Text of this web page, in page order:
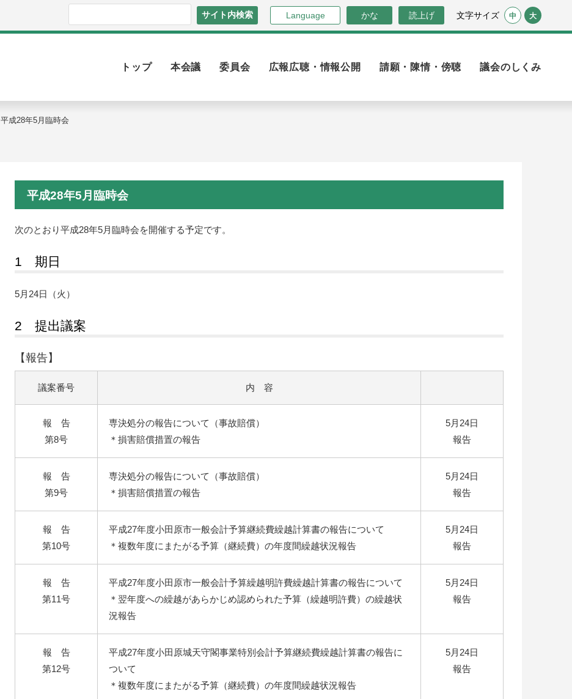
トップ 本会議 委員会 広報広聴・情報公開 請願・陳情・傍聴 議会のしくみ
Language かな 読上げ 文字サイズ 中 大
平成28年5月臨時会
平成28年5月臨時会
次のとおり平成28年5月臨時会を開催する予定です。
1 期日
5月24日（火）
2 提出議案
【報告】
議案番号 内 容
報 告
第8号
専決処分の報告について（事故賠償）
＊損害賠償措置の報告
5月24日
報告
報 告
第9号
専決処分の報告について（事故賠償）
＊損害賠償措置の報告
5月24日
報告
報 告
第10号
平成27年度小田原市一般会計予算継続費繰越計算書の報告について
＊複数年度にまたがる予算（継続費）の年度間繰越状況報告
5月24日
報告
報 告
第11号
平成27年度小田原市一般会計予算繰越明許費繰越計算書の報告について
＊翌年度への繰越があらかじめ認められた予算（繰越明許費）の繰越状
況報告
5月24日
報告
報 告
第12号
平成27年度小田原城天守閣事業特別会計予算継続費繰越計算書の報告に
ついて
＊複数年度にまたがる予算（継続費）の年度間繰越状況報告
5月24日
報告